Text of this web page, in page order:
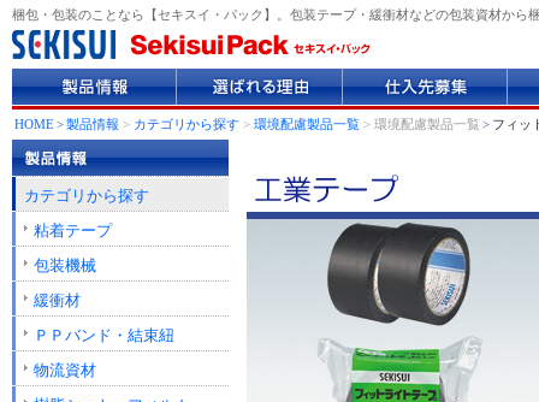
梱包・包装のことなら【セキスイ・パック】。包装テープ・緩衝材などの包装資材から
品
情
報
ば
れ
理
入
先
業
情
HOME>製品情報 > カテゴリから探す > 環境配慮製品一覧 > 環境配慮製品一覧 > フィッ
カテゴリから探す
粘着テープ
包装機械
緩衝材
ＰＰバンド・結束紐
物流資材